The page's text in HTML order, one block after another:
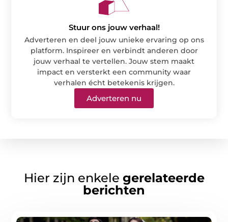
Stuur ons jouw verhaal!
Adverteren en deel jouw unieke ervaring op ons
platform. Inspireer en verbindt anderen door
jouw verhaal te vertellen. Jouw stem maakt
impact en versterkt een community waar
verhalen écht betekenis krijgen.
Adverteren nu
Hier zijn enkele gerelateerde
berichten